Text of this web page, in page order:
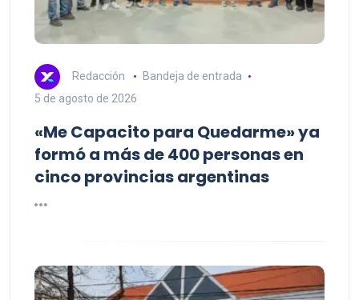
Redacción
Bandeja de entrada
5 de agosto de 2026
«Me Capacito para Quedarme» ya
formó a más de 400 personas en
cinco provincias argentinas